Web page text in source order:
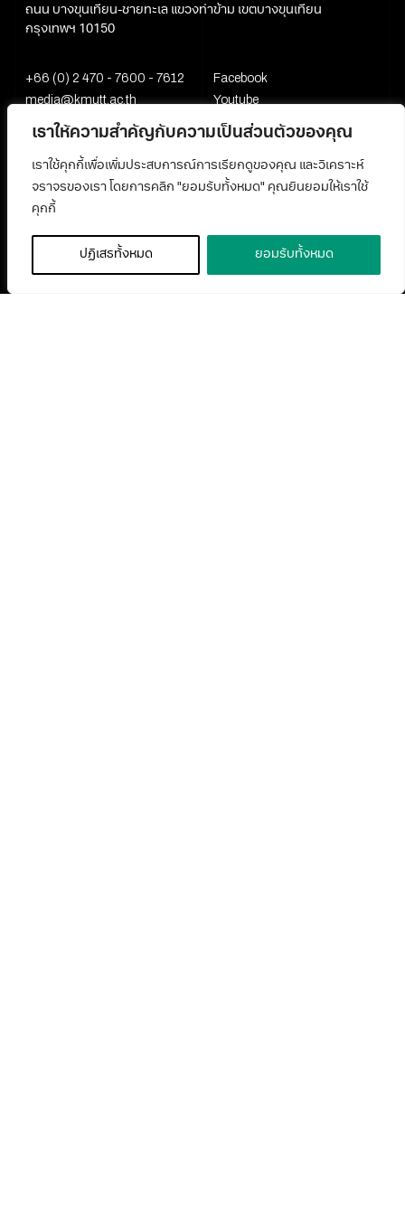
เราให้ความสำคัญกับความเป็นส่วนตัวของคุณ
เราใช้คุกกี้เพื่อเพิ่มประสบการณ์การเรียกดูของคุณ และวิเคราะห์
จราจรของเรา โดยการคลิก "ยอมรับทั้งหมด" คุณยินยอมให้เราใช้
คุกกี้
ปฏิเสธทั้งหมด ยอมรับทั้งหมด
ถนน บางขุนเทียน-ชายทะเล แขวงท่าข้าม เขตบางขุนเทียน
กรุงเทพฯ 10150
+66 (0) 2 470 - 7600 - 7612
media@kmutt.ac.th
Facebook
Youtube